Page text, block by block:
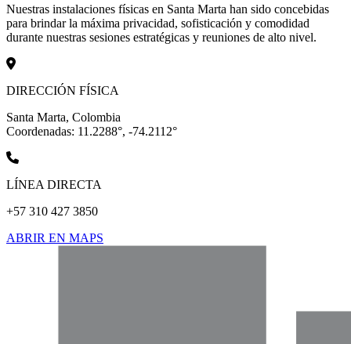
Nuestras instalaciones físicas en Santa Marta han sido concebidas
para brindar la máxima privacidad, sofisticación y comodidad
durante nuestras sesiones estratégicas y reuniones de alto nivel.
DIRECCIÓN FÍSICA
Santa Marta, Colombia
Coordenadas: 11.2288°, -74.2112°
LÍNEA DIRECTA
+57 310 427 3850
ABRIR EN MAPS